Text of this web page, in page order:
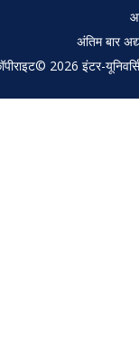
अंतिम बार
2026 इंटर-